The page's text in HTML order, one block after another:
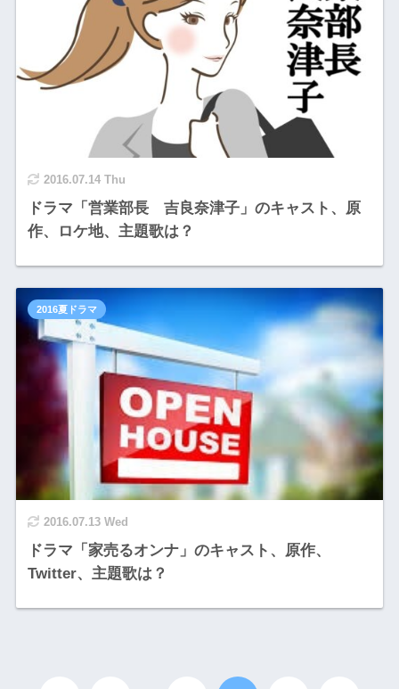
2016.07.14 Thu
ドラマ「営業部長 吉良奈津子」のキャスト、原
作、ロケ地、主題歌は？
2016.07.13 Wed
ドラマ「家売るオンナ」のキャスト、原作、
Twitter、主題歌は？
2016夏ドラマ